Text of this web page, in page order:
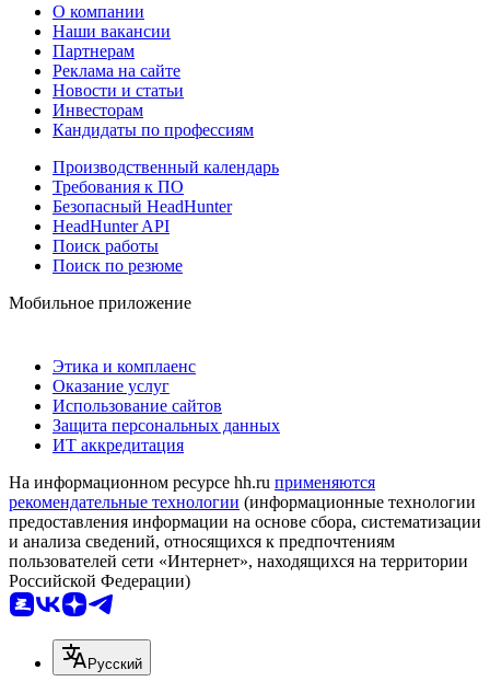
О компании
Наши вакансии
Партнерам
Реклама на сайте
Новости и статьи
Инвесторам
Кандидаты по профессиям
Производственный календарь
Требования к ПО
Безопасный HeadHunter
HeadHunter API
Поиск работы
Поиск по резюме
Мобильное приложение
Этика и комплаенс
Оказание услуг
Использование сайтов
Защита персональных данных
ИТ аккредитация
На информационном ресурсе hh.ru применяются
рекомендательные технологии (информационные технологии
предоставления информации на основе сбора, систематизации
и анализа сведений, относящихся к предпочтениям
пользователей сети «Интернет», находящихся на территории
Российской Федерации)
Русский